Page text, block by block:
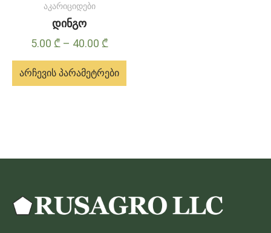
აკარიციდები
დინგო
5.00 ₾ – 40.00 ₾Price
range:
5.00 ₾
არჩევის პარამეტრები
შეიძლება
შეირჩეს